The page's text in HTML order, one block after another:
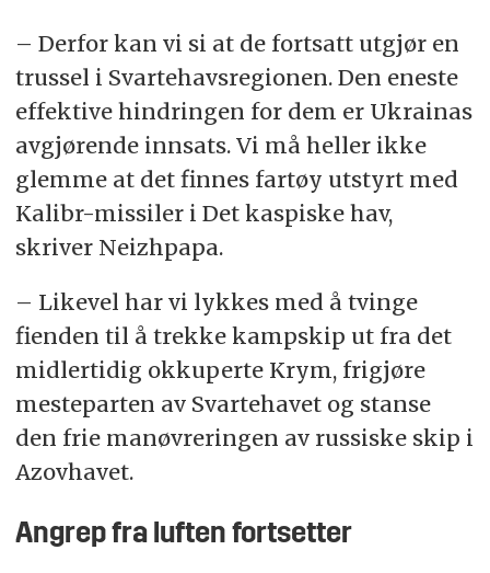
– Derfor kan vi si at de fortsatt utgjør en
trussel i Svartehavsregionen. Den eneste
effektive hindringen for dem er Ukrainas
avgjørende innsats. Vi må heller ikke
glemme at det finnes fartøy utstyrt med
Kalibr-missiler i Det kaspiske hav,
skriver Neizhpapa.
– Likevel har vi lykkes med å tvinge
fienden til å trekke kampskip ut fra det
midlertidig okkuperte Krym, frigjøre
mesteparten av Svartehavet og stanse
den frie manøvreringen av russiske skip i
Azovhavet.
Angrep fra luften fortsetter